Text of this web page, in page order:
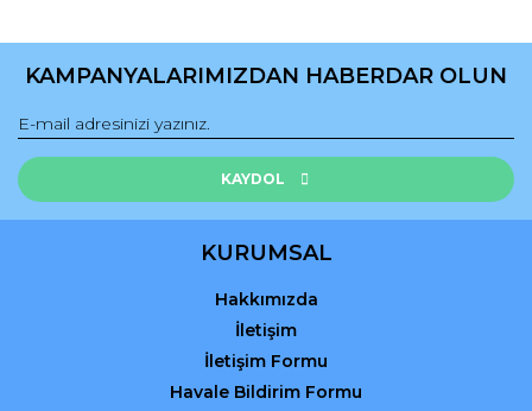
KAMPANYALARIMIZDAN HABERDAR OLUN
KAYDOL
KURUMSAL
Hakkımızda
İletişim
İletişim Formu
Havale Bildirim Formu